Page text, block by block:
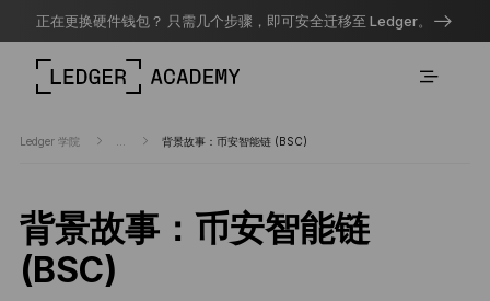
正在更换硬件钱包？ 只需几个步骤，即可安全迁移至 Ledger。
Ledger 学院 背景故事：币安智能链 (BSC)
背景故事：币安智能链
(BSC)